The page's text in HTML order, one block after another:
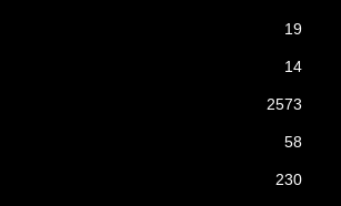
19
14
2573
58
230